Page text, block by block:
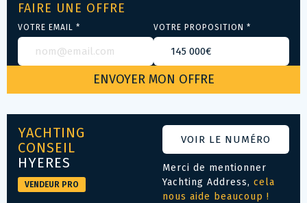
FAIRE UNE OFFRE
VOTRE EMAIL * VOTRE PROPOSITION *
YACHTING
CONSEIL
HYERES
VENDEUR PRO
VOIR LE NUMÉRO
Merci de mentionner
Yachting Address, cela
nous aide beaucoup !